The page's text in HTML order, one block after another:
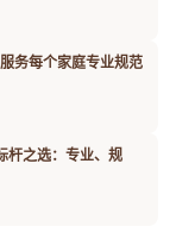
务每个家庭专业规范
杆之选：专业、规